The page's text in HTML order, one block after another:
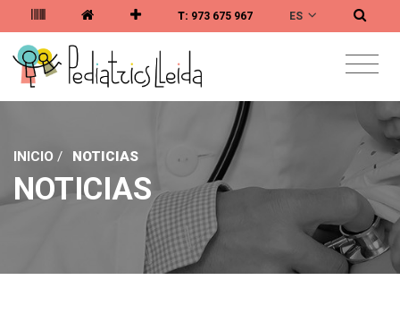
T: 973 675 967 ES
INICIO / NOTICIAS
NOTICIAS